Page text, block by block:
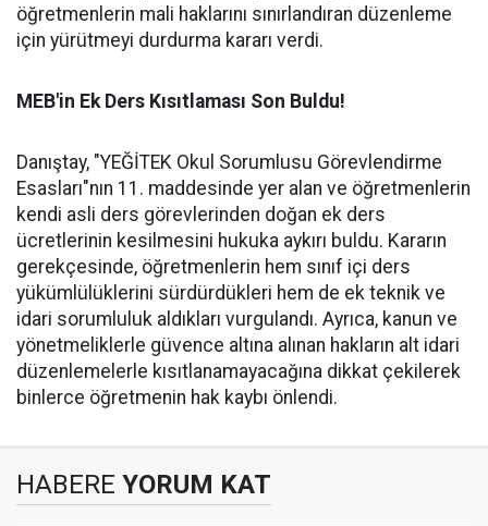
öğretmenlerin mali haklarını sınırlandıran düzenleme
için yürütmeyi durdurma kararı verdi.
MEB'in Ek Ders Kısıtlaması Son Buldu!
Danıştay, "YEĞİTEK Okul Sorumlusu Görevlendirme
Esasları"nın 11. maddesinde yer alan ve öğretmenlerin
kendi asli ders görevlerinden doğan ek ders
ücretlerinin kesilmesini hukuka aykırı buldu. Kararın
gerekçesinde, öğretmenlerin hem sınıf içi ders
yükümlülüklerini sürdürdükleri hem de ek teknik ve
idari sorumluluk aldıkları vurgulandı. Ayrıca, kanun ve
yönetmeliklerle güvence altına alınan hakların alt idari
düzenlemelerle kısıtlanamayacağına dikkat çekilerek
binlerce öğretmenin hak kaybı önlendi.
HABERE YORUM KAT